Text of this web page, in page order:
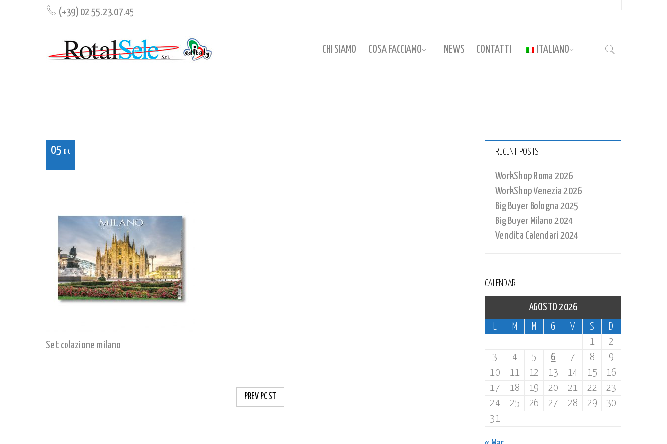
(+39) 02 55.23.07.45
CHI SIAMO COSA FACCIAMO NEWS CONTATTI ITALIANO
05 DIC
Set colazione milano
PREV POST
RECENT POSTS
WorkShop Roma 2026
WorkShop Venezia 2026
Big Buyer Bologna 2025
Big Buyer Milano 2024
Vendita Calendari 2024
CALENDAR
AGOSTO 2026
L
M M G V S
D
1
2
3
4 5 6 7 8
9
10
11 12 13 14 15
16
17
18 19 20 21 22
23
24
25 26 27 28 29
30
31